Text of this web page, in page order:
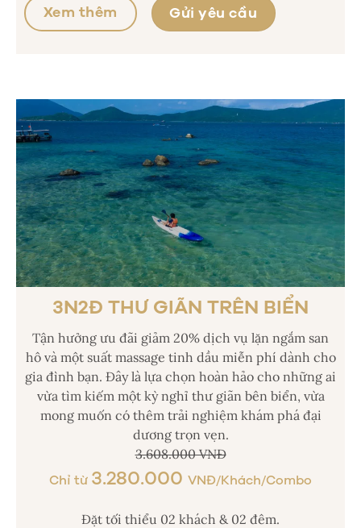
Xem thêm Gửi yêu cầu
3N2Đ THƯ GIÃN TRÊN BIỂN
Tận hưởng ưu đãi giảm 20% dịch vụ lặn ngắm san
hô và một suất massage tinh dầu miễn phí dành cho
gia đình bạn. Đây là lựa chọn hoàn hảo cho những ai
vừa tìm kiếm một kỳ nghỉ thư giãn bên biển, vừa
mong muốn có thêm trải nghiệm khám phá đại
dương trọn vẹn.
3.608.000 VNĐ
Chỉ từ 3.280.000 VNĐ/Khách/Combo
Đặt tối thiểu 02 khách & 02 đêm.